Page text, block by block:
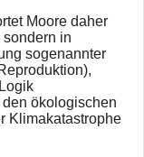
Moore daher
sondern in
sogenannter
ökologischen
Klimakatastrophe